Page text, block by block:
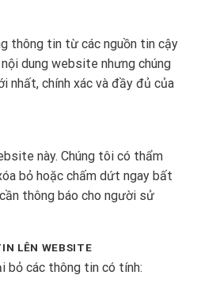
thông tin từ các nguồn tin cậy
dung website nhưng chúng
nhất, chính xác và đầy đủ của
này. Chúng tôi có thẩm
bỏ hoặc chấm dứt ngay bất
thông báo cho người sử
LÊN WEBSITE
bỏ các thông tin có tính: